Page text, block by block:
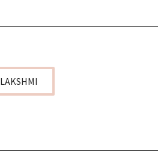
LAKSHMI